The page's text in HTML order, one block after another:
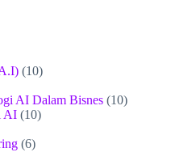
(10)
AI Dalam Bisnes (10)
AI (10)
(6)